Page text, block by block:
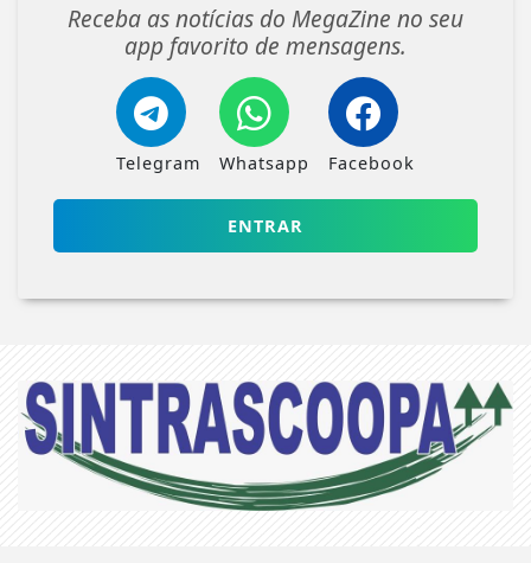
Receba as notícias do MegaZine no seu
app favorito de mensagens.
Telegram Whatsapp Facebook
ENTRAR